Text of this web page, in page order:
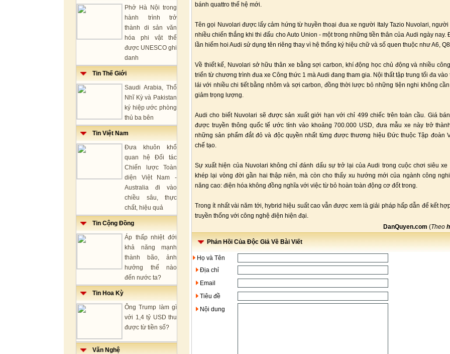
Phở Hà Nội trong
hành trình trở
thành di sản văn
hóa phi vật thể
được UNESCO ghi
danh
Tin Thế Giới
Saudi Arabia, Thổ
Nhĩ Kỳ và Pakistan
ký hiệp ước phòng
thủ ba bên
Tin Việt Nam
Đưa khuôn khổ
quan hệ Đối tác
Chiến lược Toàn
diện Việt Nam -
Australia đi vào
chiều sâu, thực
chất, hiệu quả
Tin Cộng Đồng
Áp thấp nhiệt đới
khả năng mạnh
thành bão, ảnh
hưởng thế nào
đến nước ta?
Tin Hoa Kỳ
Ông Trump làm gì
với 1,4 tỷ USD thu
được từ tiền số?
Văn Nghệ
bánh quattro thế hệ mới.
Tên gọi Nuvolari được lấy cảm hứng từ huyền thoại đua xe người Italy Tazio Nuvolari,
nhiều chiến thắng khi thi đấu cho Auto Union - một trong những tiền thân của Audi ngày nay.
lần hiếm hoi Audi sử dụng tên riêng thay vì hệ thống ký hiệu chữ và số quen thuộc như A6,
Về thiết kế, Nuvolari sở hữu thân xe bằng sợi carbon, khí động học chủ động và nhiều
triển từ chương trình đua xe Công thức 1 mà Audi đang tham gia. Nội thất tập trung tối đa vào
lái với nhiều chi tiết bằng nhôm và sợi carbon, đồng thời lược bỏ những tiện nghi không
giảm trọng lượng.
Audi cho biết Nuvolari sẽ được sản xuất giới hạn với chỉ 499 chiếc trên toàn cầu. Giá
được truyền thông quốc tế ước tính vào khoảng 700.000 USD, đưa mẫu xe này trở
những sản phẩm đắt đỏ và độc quyền nhất từng được thương hiệu Đức thuộc Tập đoàn
chế tạo.
Sự xuất hiện của Nuvolari không chỉ đánh dấu sự trở lại của Audi trong cuộc chơi siêu xe
khép lại vòng đời gần hai thập niên, mà còn cho thấy xu hướng mới của ngành công
năng cao: điện hóa không đồng nghĩa với việc từ bỏ hoàn toàn động cơ đốt trong.
Trong ít nhất vài năm tới, hybrid hiệu suất cao vẫn được xem là giải pháp hấp dẫn để kết
truyền thống với công nghệ điện hiện đại.
DanQuyen.com (Theo
Phản Hồi Của Độc Giả Về Bài Viết
Họ và Tên
Địa chỉ
Email
Tiêu đề
Nội dung